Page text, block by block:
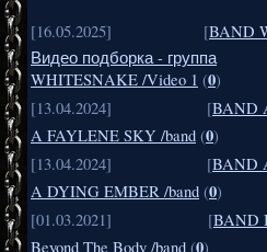
[16.05.2025] [BAND
Видео подборка - группа
WHITESNAKE /Video 1 (0)
[13.04.2024]
[BAND
A FAYLENE SKY /band (0)
[13.04.2024]
[BAND
A DYING EMBER /band (0)
[01.03.2021]
[BAND
Beyond The Body /band ( )